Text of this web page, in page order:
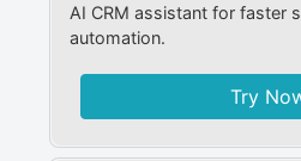
AI CRM assistant for faster
automation.
Try